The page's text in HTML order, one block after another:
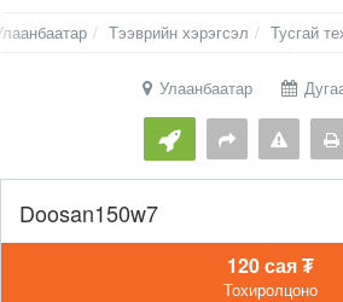
Тээврийн хэрэгсэл Тусгай
Улаанбаатар
Doosan150w7
120 сая ₮
Тохиролцоно